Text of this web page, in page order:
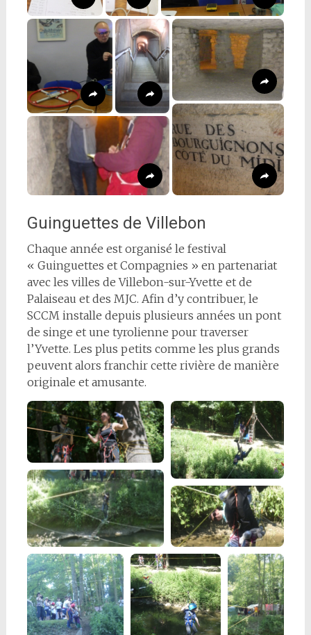
Guinguettes de Villebon
Chaque année est organisé le festival
« Guinguettes et Compagnies » en partenariat
avec les villes de Villebon-sur-Yvette et de
Palaiseau et des MJC. Afin d’y contribuer, le
SCCM installe depuis plusieurs années un pont
de singe et une tyrolienne pour traverser
l’Yvette. Les plus petits comme les plus grands
peuvent alors franchir cette rivière de manière
originale et amusante.